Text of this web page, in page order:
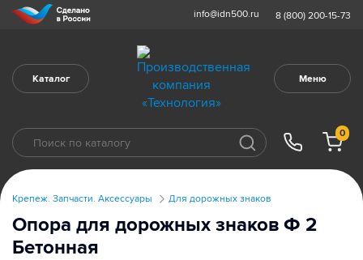
info@idn500.ru 8 (800) 200-15-73
Каталог Меню
0
Крепеж. Запчасти. Аксессуары Для дорожных знаков
Опора для дорожных знаков Ф 2
Бетонная